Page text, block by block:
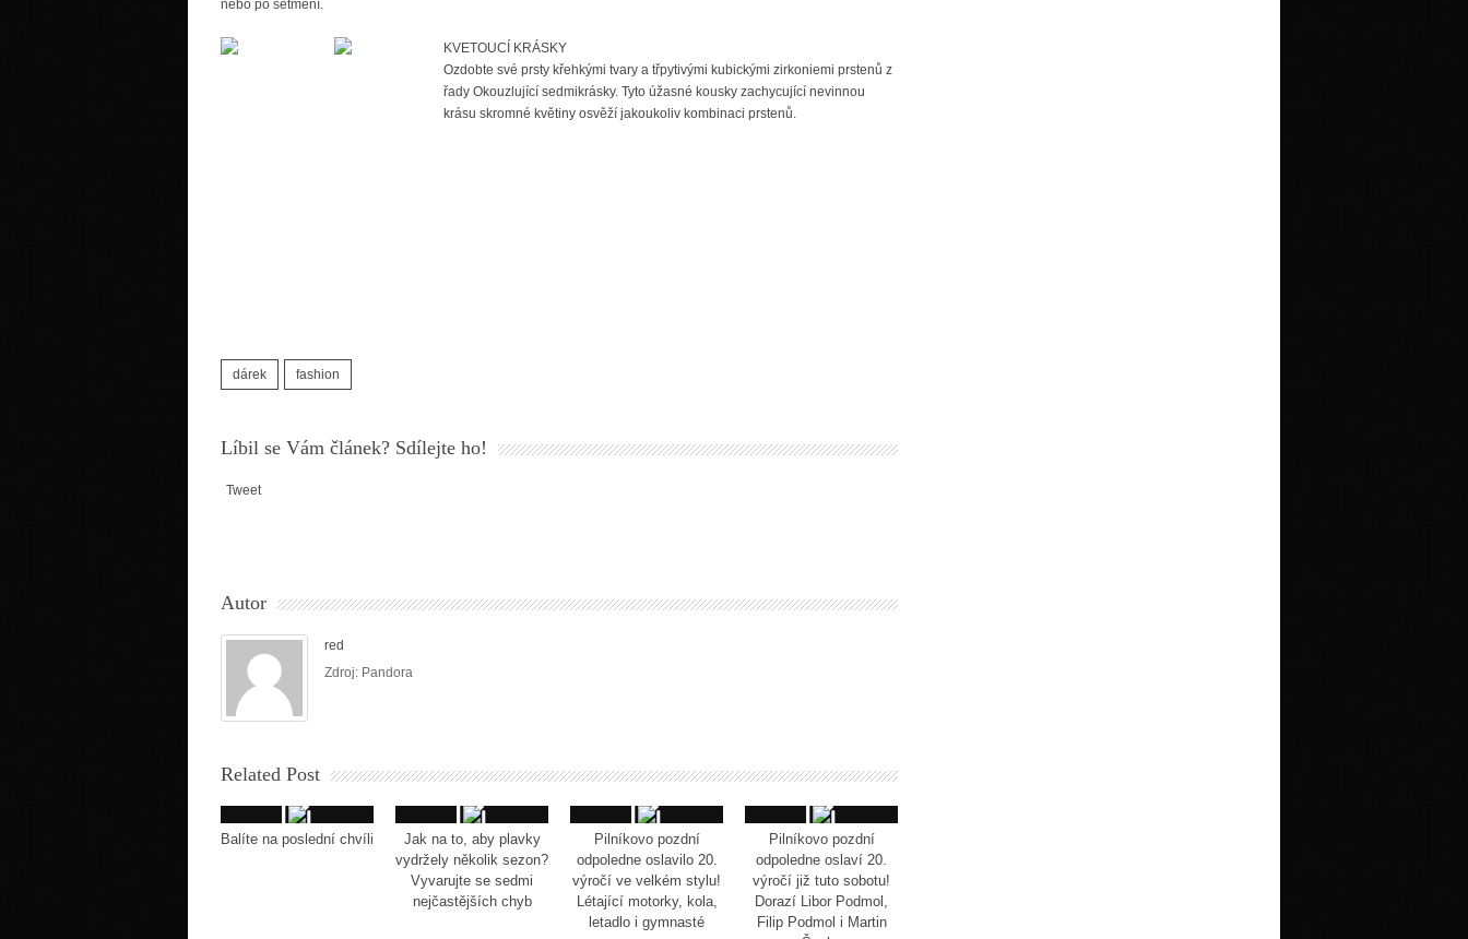
nebo po setmění.
KVETOUCÍ KRÁSKY
Ozdobte své prsty křehkými tvary a třpytivými kubickými zirkoniemi prstenů z
řady Okouzlující sedmikrásky. Tyto úžasné kousky zachycující nevinnou
krásu skromné květiny osvěží jakoukoliv kombinaci prstenů.
dárek fashion
Líbil se Vám článek? Sdílejte ho!
Tweet
Autor
red
Zdroj: Pandora
Related Post
Balíte na poslední chvíli
Jak na to, aby plavky
vydržely několik sezon?
Vyvarujte se sedmi
nejčastějších chyb
Pilníkovo pozdní
odpoledne oslavilo 20.
výročí ve velkém stylu!
Létající motorky, kola,
letadlo i gymnasté
Pilníkovo pozdní
odpoledne oslaví 20.
výročí již tuto sobotu!
Dorazí Libor Podmol,
Filip Podmol i Martin